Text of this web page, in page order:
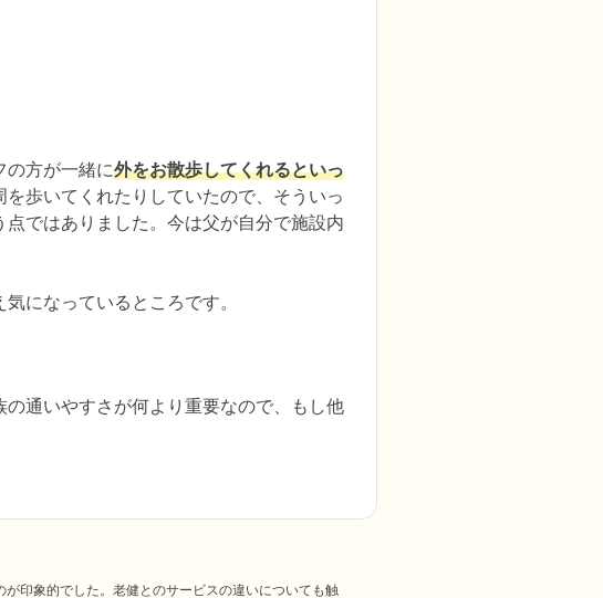
の方が一緒に外をお散歩してくれるといっ
歩いてくれたりしていたので、そういっ
ではありました。今は父が自分で施設内
になっているところです。
通いやすさが何より重要なので、もし他
印象的でした。老健とのサービスの違いについても触